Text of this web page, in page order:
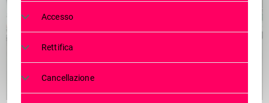
Accesso
Rettifica
Cancellazione